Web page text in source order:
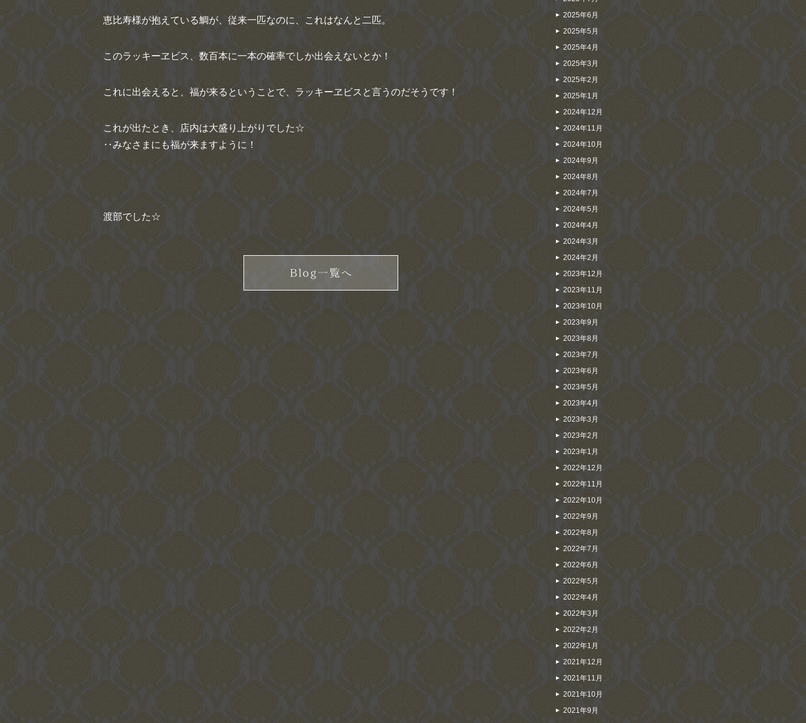
恵比寿様が抱えている鯛が、従来一匹なのに、これはなんと二匹。
このラッキーヱビス、数百本に一本の確率でしか出会えないとか！
これに出会えると、福が来るということで、ラッキーヱビスと言うのだそうです！
これが出たとき、店内は大盛り上がりでした☆
‥みなさまにも福が来ますように！
渡部でした☆
2025年6月
2025年5月
2025年4月
2025年3月
2025年2月
2025年1月
2024年12月
2024年11月
2024年10月
2024年9月
2024年8月
2024年7月
2024年5月
2024年4月
2024年3月
2024年2月
2023年12月
2023年11月
2023年10月
2023年9月
2023年8月
2023年7月
2023年6月
2023年5月
2023年4月
2023年3月
2023年2月
2023年1月
2022年12月
2022年11月
2022年10月
2022年9月
2022年8月
2022年7月
2022年6月
2022年5月
2022年4月
2022年3月
2022年2月
2022年1月
2021年12月
2021年11月
2021年10月
2021年9月